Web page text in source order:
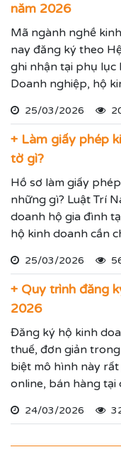
năm 2026
Mã ngành nghề
nay đăng ký theo
ghi nhận tại phụ
Doanh nghiệp, hộ
ghi nhận lĩnh vực
theo hệ thống mã
25/03/2026
+ Làm giấy phép
tờ gì?
Hồ sơ làm giấy
những gì? Luật Trí
doanh hộ gia đình
hộ kinh doanh cần
25/03/2026
+ Quy trình đăng
2026
Đăng ký hộ kinh
thuế, đơn giản
biệt mô hình này
online, bán hàng
24/03/2026